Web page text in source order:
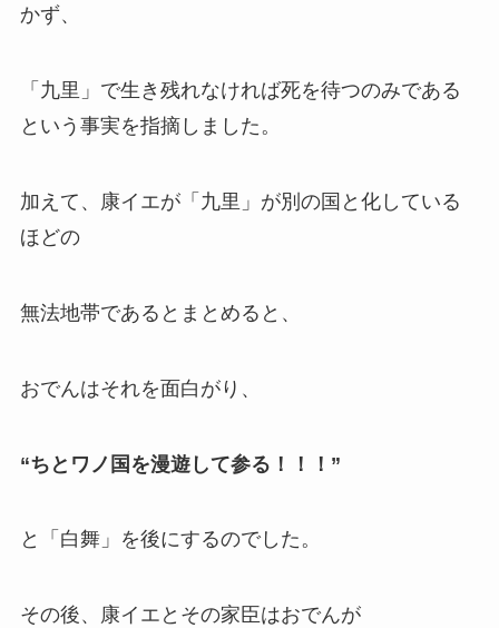
かず、
「九里」で生き残れなければ死を待つのみである
という事実を指摘しました。
加えて、康イエが「九里」が別の国と化している
ほどの
無法地帯であるとまとめると、
おでんはそれを面白がり、
“ちとワノ国を漫遊して参る！！！”
と「白舞」を後にするのでした。
その後、康イエとその家臣はおでんが